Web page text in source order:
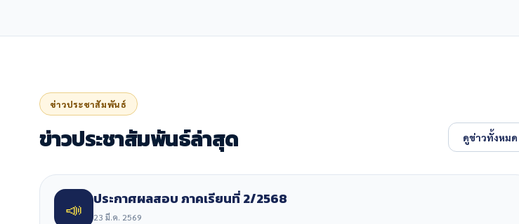
ข่าวประชาสัมพันธ์
ข่าวประชาสัมพันธ์ล่าสุด ดูข่าวทั้งหมด
📣 ประกาศผลสอบ ภาคเรียนที่ 2/2568
23 มี.ค. 2569